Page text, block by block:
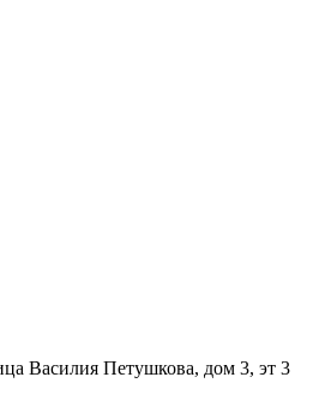
Василия Петушкова, дом 3, эт 3